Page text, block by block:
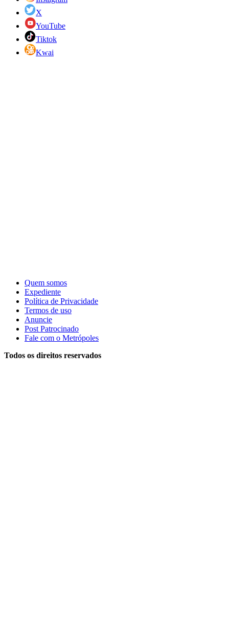
X
YouTube
Tiktok
Kwai
Quem somos
Expediente
Política de Privacidade
Termos de uso
Anuncie
Post Patrocinado
Fale com o Metrópoles
Todos os direitos reservados